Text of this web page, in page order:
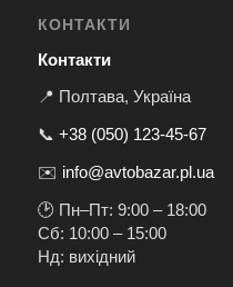
КОНТАКТИ
Контакти
📍 Полтава, Україна
📞 +38 (050) 123-45-67
✉️ info@avtobazar.pl.ua
🕑 Пн–Пт: 9:00 – 18:00
Сб: 10:00 – 15:00
Нд: вихідний